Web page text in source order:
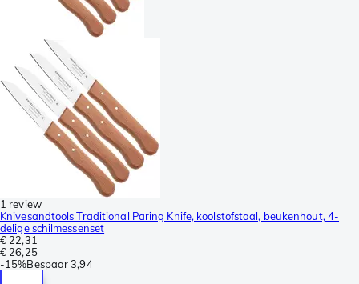
1 review
Knivesandtools Traditional Paring Knife, koolstofstaal, beukenhout, 4-
delige schilmessenset
€ 22,31
€ 26,25
-15%Bespaar 3,94